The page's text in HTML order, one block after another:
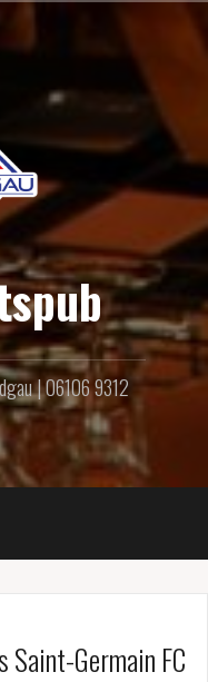
| 06106 9312
Germain FC